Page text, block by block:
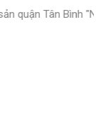
"Nơi bạn tìm
TÌM HIỂ |